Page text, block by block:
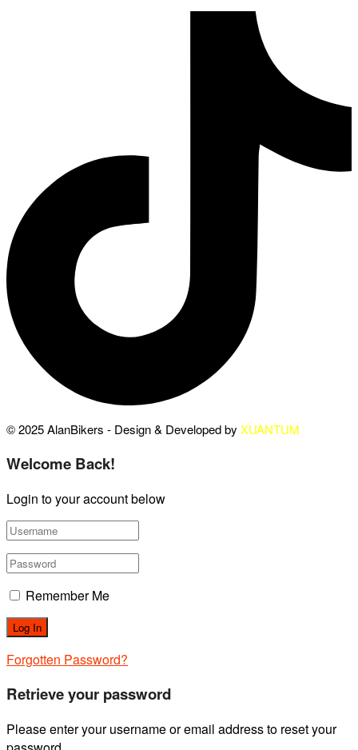
© 2025 AlanBikers - Design & Developed by XUANTUM
Welcome Back!
Login to your account below
Remember Me
Forgotten Password?
Retrieve your password
Please enter your username or email address to reset your